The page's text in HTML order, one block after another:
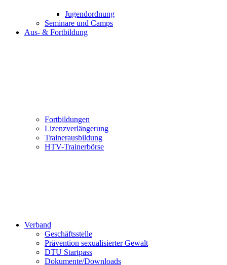
Jugendordnung
Seminare und Camps
Aus- & Fortbildung
Fortbildungen
Lizenzverlängerung
Trainerausbildung
HTV-Trainerbörse
Verband
Geschäftsstelle
Prävention sexualisierter Gewalt
DTU Startpass
Dokumente/Downloads